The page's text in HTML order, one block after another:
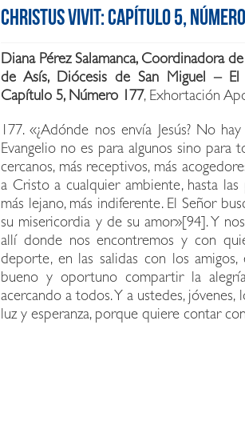
Christus Vivit: Capítulo 5,
Diana Pérez Salamanca, Coordinadora
de Asís, Diócesis de San Miguel – El
Capítulo 5, Número 177, Exhortación
177. «¿Adónde nos envía Jesús? No
Evangelio no es para algunos sino para
cercanos, más receptivos, más
a Cristo a cualquier ambiente, hasta
más lejano, más indiferente. El Señor
su misericordia y de su amor»[94]. Y
allí donde nos encontremos y con
deporte, en las salidas con los
bueno y oportuno compartir la
acercando a todos. Y a ustedes,
luz y esperanza, porque quiere contar